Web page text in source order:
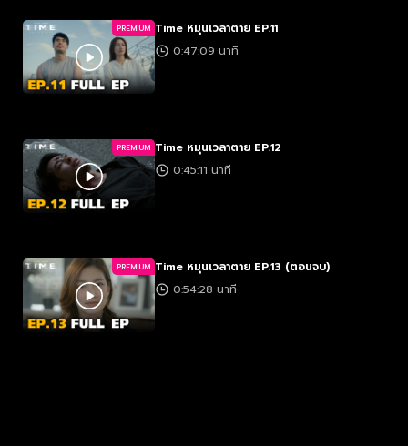
PREMIUM Time หมุนเวลาตาย EP.11
0:47:09 นาที
PREMIUM Time หมุนเวลาตาย EP.12
0:45:11 นาที
PREMIUM Time หมุนเวลาตาย EP.13 (ตอนจบ)
0:54:28 นาที